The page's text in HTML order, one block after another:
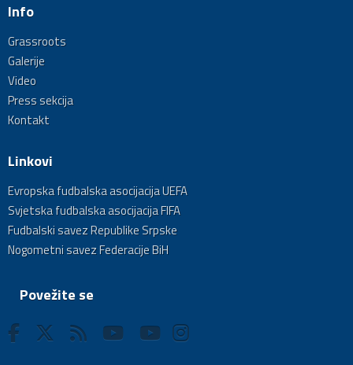
Info
Grassroots
Galerije
Video
Press sekcija
Kontakt
Linkovi
Evropska fudbalska asocijacija UEFA
Svjetska fudbalska asocijacija FIFA
Fudbalski savez Republike Srpske
Nogometni savez Federacije BiH
Povežite se